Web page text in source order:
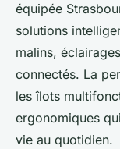
équipée
solutions
malins,
connectés. La
les îlots
ergonomiques
vie au quotidien.